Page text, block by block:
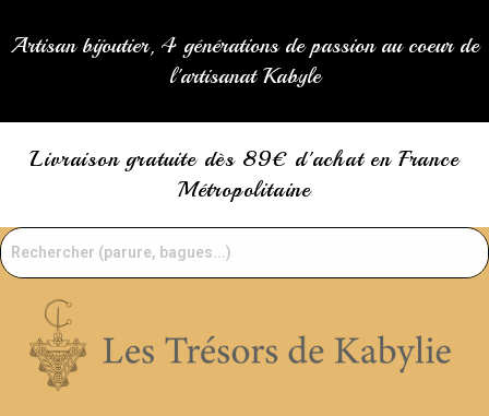
Artisan bijoutier, 4 générations de passion au coeur de
l'artisanat Kabyle
Livraison gratuite dès 89€ d'achat en France
Métropolitaine